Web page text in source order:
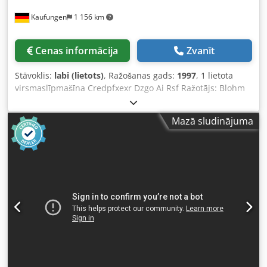
magnētisko filtru filtra korpusā - Cirkulācijas eļļošana
500 mm) - Grozāms vadības pults - Lietošanas instrukcija
un rezerves daļu katalogs Nepieciešamā platība (G x P x A):
Vadības skapja svars: 200 kg Labā stāvoklī
Kaufungen 1 156 km
Cenas informācija Zvanīt
Stāvoklis: labi (lietots), Ražošanas gads: 1997, 1 lietota
virsmaslīpmašīna Credpfxexr Dzgo Ai Rsf Ražotājs: Blohm
Tips: Planomat 408 Izgatavošanas gads: 1997 Tehniskie
dati: Slīpēšanas garums: 800 mm Slīpēšanas platums: 400
mm Magnētiskā plāksne: 800 x 400 mm Slīpripas diametrs:
400 mm Slīpripas platums: 80 mm Iekārtas svars: apm. 4,5
t Izmēri: apm. G 3200 mm P 2300 mm A 2200 mm Aprīkota
Mazā sludinājuma